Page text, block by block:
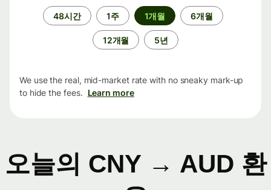
48시간 1주 1개월 6개월
12개월 5년
We use the real, mid-market rate with no sneaky mark-up
to hide the fees. Learn more
오늘의 CNY → AUD 환